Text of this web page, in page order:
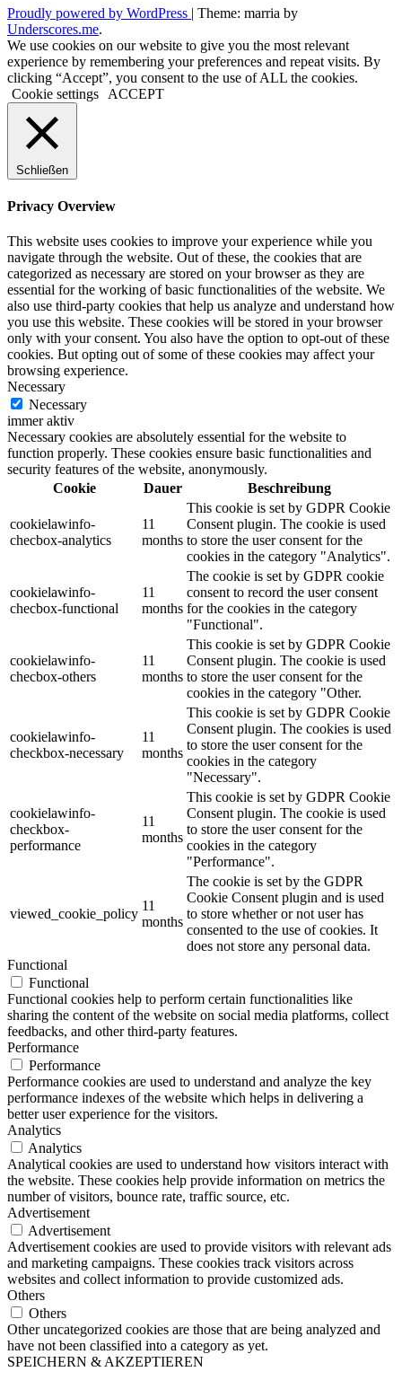
Proudly powered by WordPress | Theme: marria by
Underscores.me.
We use cookies on our website to give you the most relevant
experience by remembering your preferences and repeat visits. By
clicking “Accept”, you consent to the use of ALL the cookies.
Cookie settings
ACCEPT
Schließen
Privacy Overview
This website uses cookies to improve your experience while you
navigate through the website. Out of these, the cookies that are
categorized as necessary are stored on your browser as they are
essential for the working of basic functionalities of the website. We
also use third-party cookies that help us analyze and understand how
you use this website. These cookies will be stored in your browser
only with your consent. You also have the option to opt-out of these
cookies. But opting out of some of these cookies may affect your
browsing experience.
Necessary
Necessary
immer aktiv
Necessary cookies are absolutely essential for the website to
function properly. These cookies ensure basic functionalities and
security features of the website, anonymously.
Cookie
Dauer Beschreibung
cookielawinfo-
checbox-analytics
11
months
This cookie is set by GDPR Cookie
Consent plugin. The cookie is used
to store the user consent for the
cookies in the category "Analytics".
cookielawinfo-
checbox-functional
11
months
The cookie is set by GDPR cookie
consent to record the user consent
for the cookies in the category
"Functional".
cookielawinfo-
checbox-others
11
months
This cookie is set by GDPR Cookie
Consent plugin. The cookie is used
to store the user consent for the
cookies in the category "Other.
cookielawinfo-
checkbox-necessary
11
months
This cookie is set by GDPR Cookie
Consent plugin. The cookies is used
to store the user consent for the
cookies in the category
"Necessary".
cookielawinfo-
checkbox-
performance
11
months
This cookie is set by GDPR Cookie
Consent plugin. The cookie is used
to store the user consent for the
cookies in the category
"Performance".
viewed_cookie_policy
11
months
The cookie is set by the GDPR
Cookie Consent plugin and is used
to store whether or not user has
consented to the use of cookies. It
does not store any personal data.
Functional
Functional
Functional cookies help to perform certain functionalities like
sharing the content of the website on social media platforms, collect
feedbacks, and other third-party features.
Performance
Performance
Performance cookies are used to understand and analyze the key
performance indexes of the website which helps in delivering a
better user experience for the visitors.
Analytics
Analytics
Analytical cookies are used to understand how visitors interact with
the website. These cookies help provide information on metrics the
number of visitors, bounce rate, traffic source, etc.
Advertisement
Advertisement
Advertisement cookies are used to provide visitors with relevant ads
and marketing campaigns. These cookies track visitors across
websites and collect information to provide customized ads.
Others
Others
Other uncategorized cookies are those that are being analyzed and
have not been classified into a category as yet.
SPEICHERN & AKZEPTIEREN